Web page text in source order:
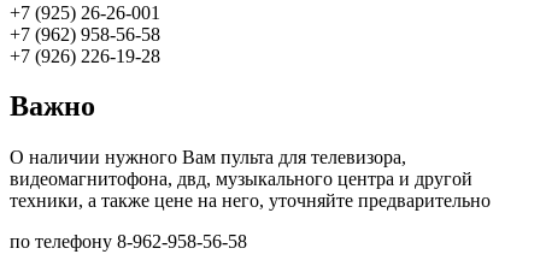
+7 (925) 26-26-001
+7 (962) 958-56-58
+7 (926) 226-19-28
Важно
О наличии нужного Вам пульта для телевизора,
видеомагнитофона, двд, музыкального центра и другой
техники, а также цене на него, уточняйте предварительно
по телефону 8-962-958-56-58